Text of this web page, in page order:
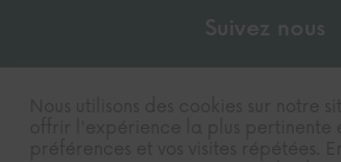
Suivez nous